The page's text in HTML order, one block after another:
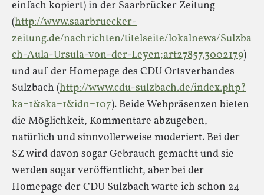
einfach kopiert) in der Saarbrücker Zeitung
(http://www.saarbruecker-
zeitung.de/nachrichten/titelseite/lokalnews/Sulzba
ch-Aula-Ursula-von-der-Leyen;art27857,3002179)
und auf der Homepage des CDU Ortsverbandes
Sulzbach (http://www.cdu-sulzbach.de/index.php?
ka=1&ska=1&idn=107). Beide Webpräsenzen bieten
die Möglichkeit, Kommentare abzugeben,
natürlich und sinnvollerweise moderiert. Bei der
SZ wird davon sogar Gebrauch gemacht und sie
werden sogar veröffentlicht, aber bei der
Homepage der CDU Sulzbach warte ich schon 24